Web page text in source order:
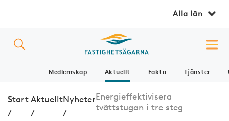
Alla län
Medlemskap Aktuellt Fakta Tjänster
Start
/
Aktuellt
/
Nyheter
/
Energieffektivisera
tvättstugan i tre steg